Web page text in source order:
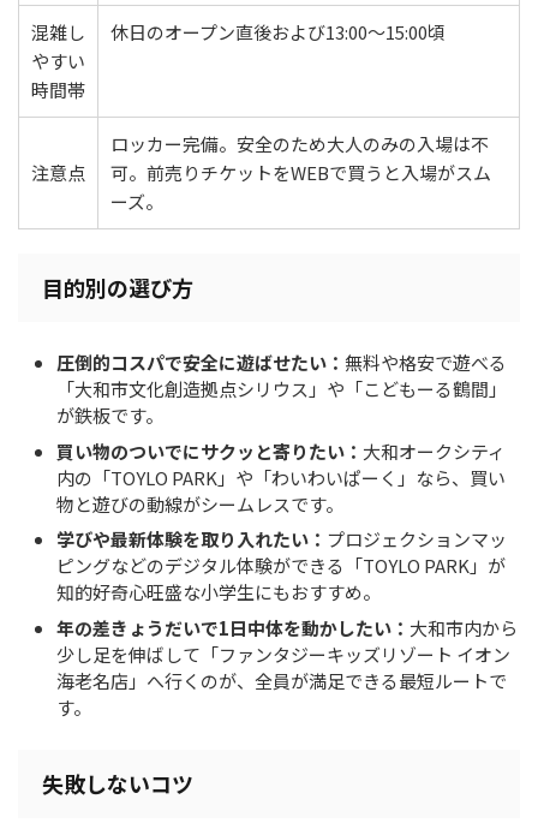
混雑し
やすい
時間帯
休日のオープン直後および13:00〜15:00頃
注意点
ロッカー完備。安全のため大人のみの入場は不
可。前売りチケットをWEBで買うと入場がスム
ーズ。
目的別の選び方
圧倒的コスパで安全に遊ばせたい： 無料や格安で遊べる
「大和市文化創造拠点シリウス」や「こどもーる鶴間」
が鉄板です。
買い物のついでにサクッと寄りたい： 大和オークシティ
内の「TOYLO PARK」や「わいわいぱーく」なら、買い
物と遊びの動線がシームレスです。
学びや最新体験を取り入れたい： プロジェクションマッ
ピングなどのデジタル体験ができる「TOYLO PARK」が
知的好奇心旺盛な小学生にもおすすめ。
年の差きょうだいで1日中体を動かしたい： 大和市内から
少し足を伸ばして「ファンタジーキッズリゾート イオン
海老名店」へ行くのが、全員が満足できる最短ルートで
す。
失敗しないコツ